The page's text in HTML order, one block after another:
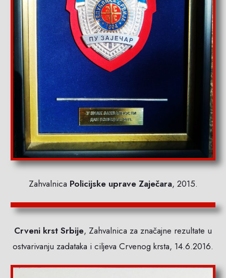
Zahvalnica Policijske uprave Zaječara, 2015.
Crveni krst Srbije, Zahvalnica za značajne rezultate u
ostvarivanju zadataka i ciljeva Crvenog krsta, 14.6.2016.